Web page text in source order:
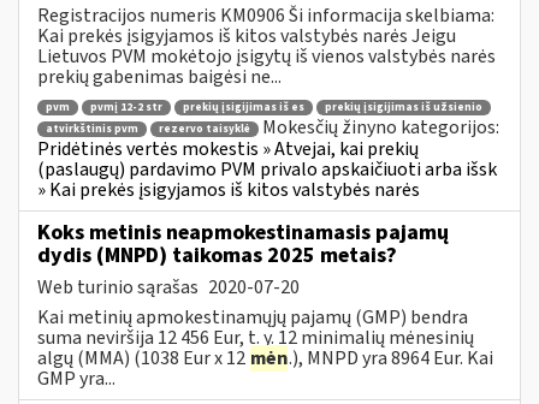
Registracijos numeris KM0906 Ši informacija skelbiama:
Kai prekės įsigyjamos iš kitos valstybės narės Jeigu
Lietuvos PVM mokėtojo įsigytų iš vienos valstybės narės
prekių gabenimas baigėsi ne...
pvm pvmį 12-2 str prekių įsigijimas iš es
prekių įsigijimas iš užsienio
atvirkštinis pvm
rezervo taisyklė
Mokesčių žinyno kategorijos:
Pridėtinės vertės mokestis » Atvejai, kai prekių
(paslaugų) pardavimo PVM privalo apskaičiuoti arba išsk
» Kai prekės įsigyjamos iš kitos valstybės narės
Koks metinis neapmokestinamasis pajamų
dydis (MNPD) taikomas 2025 metais?
Web turinio sąrašas 2020-07-20
Kai metinių apmokestinamųjų pajamų (GMP) bendra
suma neviršija 12 456 Eur, t. y. 12 minimalių mėnesinių
algų (MMA) (1038 Eur x 12 mėn.), MNPD yra 8964 Eur. Kai
GMP yra...